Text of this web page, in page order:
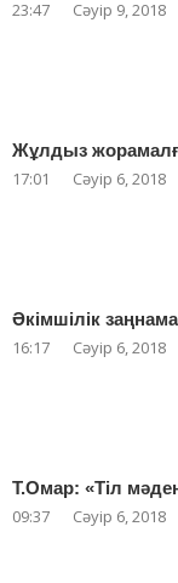
23:47 Сәуір 9, 2018
Жұлдыз
17:01 Сәуір 6, 2018
Әкімшілік
16:17 Сәуір 6, 2018
Т.Омар: «Тіл
09:37 Сәуір 6, 2018